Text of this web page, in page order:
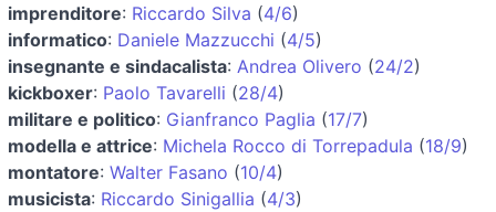
imprenditore: Riccardo Silva (4/6)
informatico: Daniele Mazzucchi (4/5)
insegnante e sindacalista: Andrea Olivero (24/2)
kickboxer: Paolo Tavarelli (28/4)
militare e politico: Gianfranco Paglia (17/7)
modella e attrice: Michela Rocco di Torrepadula (18/9)
montatore: Walter Fasano (10/4)
musicista: Riccardo Sinigallia (4/3)